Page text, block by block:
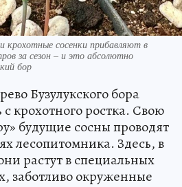
крохотные сосенки прибавляют в
за сезон – и это абсолютно
бор
Бузулукского бора
крохотного ростка. Свою
будущие сосны проводят
лесопитомника. Здесь, в
растут в специальных
заботливо окруженные